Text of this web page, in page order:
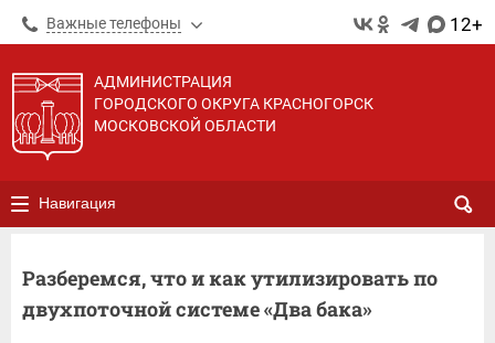
Важные телефоны 12+
АДМИНИСТРАЦИЯ
ГОРОДСКОГО ОКРУГА КРАСНОГОРСК
МОСКОВСКОЙ ОБЛАСТИ
Навигация
Разберемся, что и как утилизировать по
двухпоточной системе «Два бака»